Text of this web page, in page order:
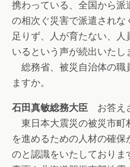
携わっている、全国から
の相次ぐ災害で派遣されな
足りず、人が育たない、
いるという声が続出いたし
総務省、被災自治体の職
ますか。
石田真敏総務大臣 お答え
東日本大震災の被災市町
を進めるための人材の確
のと認識をいたしておりま